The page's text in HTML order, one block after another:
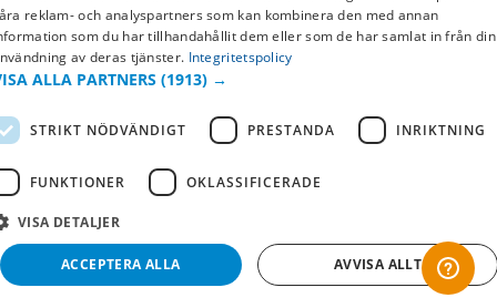
FI
reklam- och analyspartners som kan kombinera den med annan
som du har tillhandahållit dem eller som de har samlat in från din
av deras tjänster. Integritetspolicy
ALLA PARTNERS (1913) →
STRIKT NÖDVÄNDIGT PRESTANDA INRIKTNING
FUNKTIONER OKLASSIFICERADE
VISA DETALJER
ACCEPTERA ALLA AVVISA ALLT